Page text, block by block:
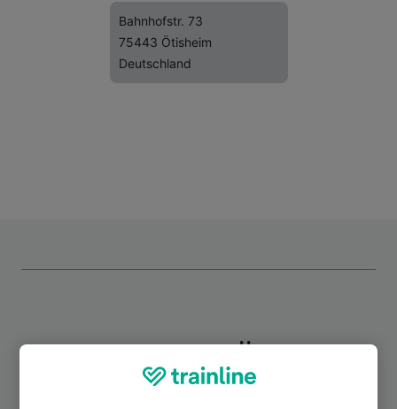
Bahnhofstr. 73
75443 Ötisheim
Deutschland